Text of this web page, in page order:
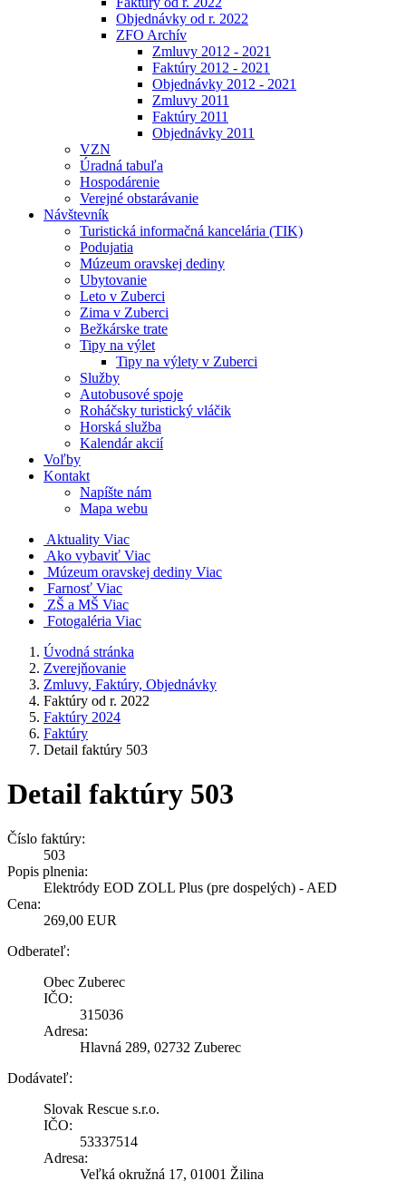
Objednávky od r. 2022
ZFO Archív
Zmluvy 2012 - 2021
Faktúry 2012 - 2021
Objednávky 2012 - 2021
Zmluvy 2011
Faktúry 2011
Objednávky 2011
VZN
Úradná tabuľa
Hospodárenie
Verejné obstarávanie
Návštevník
Turistická informačná kancelária (TIK)
Podujatia
Múzeum oravskej dediny
Ubytovanie
Leto v Zuberci
Zima v Zuberci
Bežkárske trate
Tipy na výlet
Tipy na výlety v Zuberci
Služby
Autobusové spoje
Roháčsky turistický vláčik
Horská služba
Kalendár akcií
Voľby
Kontakt
Napíšte nám
Mapa webu
Aktuality Viac
Ako vybaviť Viac
Múzeum oravskej dediny Viac
Farnosť Viac
ZŠ a MŠ Viac
Fotogaléria Viac
Úvodná stránka
Zverejňovanie
Zmluvy, Faktúry, Objednávky
Faktúry od r. 2022
Faktúry 2024
Faktúry
Detail faktúry 503
Detail faktúry 503
Číslo faktúry:
503
Popis plnenia:
Elektródy EOD ZOLL Plus (pre dospelých) - AED
Cena:
269,00 EUR
Odberateľ:
Obec Zuberec
IČO:
315036
Adresa:
Hlavná 289, 02732 Zuberec
Dodávateľ:
Slovak Rescue s.r.o.
IČO:
53337514
Adresa:
Veľká okružná 17, 01001 Žilina